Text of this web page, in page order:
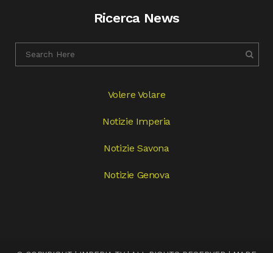
Ricerca News
Volere Volare
Notizie Imperia
Notizie Savona
Notizie Genova